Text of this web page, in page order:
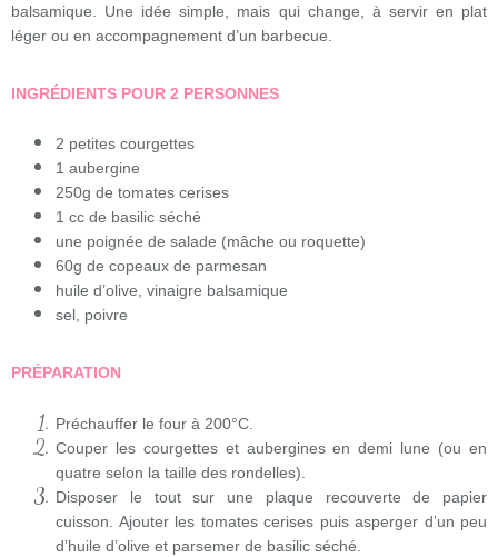
balsamique. Une idée simple, mais qui change, à servir en plat
léger ou en accompagnement d’un barbecue.
INGRÉDIENTS POUR 2 PERSONNES
2 petites courgettes
1 aubergine
250g de tomates cerises
1 cc de basilic séché
une poignée de salade (mâche ou roquette)
60g de copeaux de parmesan
huile d’olive, vinaigre balsamique
sel, poivre
PRÉPARATION
Préchauffer le four à 200°C.
Couper les courgettes et aubergines en demi lune (ou en
quatre selon la taille des rondelles).
Disposer le tout sur une plaque recouverte de papier
cuisson. Ajouter les tomates cerises puis asperger d’un peu
d’huile d’olive et parsemer de basilic séché.